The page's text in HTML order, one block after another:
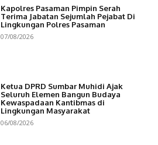
Kapolres Pasaman Pimpin Serah
Terima Jabatan Sejumlah Pejabat Di
Lingkungan Polres Pasaman
07/08/2026
Ketua DPRD Sumbar Muhidi Ajak
Seluruh Elemen Bangun Budaya
Kewaspadaan Kantibmas di
Lingkungan Masyarakat
06/08/2026